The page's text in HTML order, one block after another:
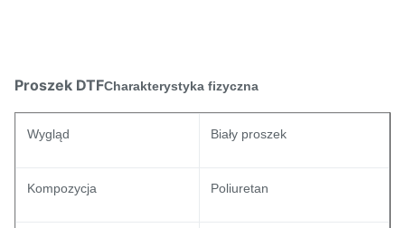
Proszek DTFCharakterystyka fizyczna
Wygląd Biały proszek
Kompozycja Poliuretan